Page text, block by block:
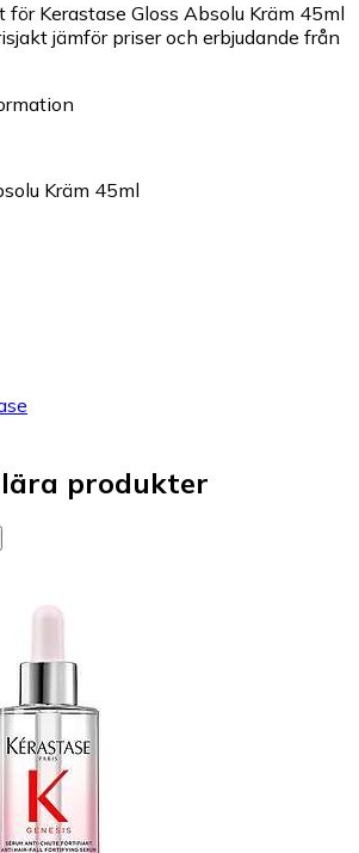
Kerastase Gloss Absolu Kräm 45ml
jämför priser och erbjudande från
Kräm 45ml
produkter